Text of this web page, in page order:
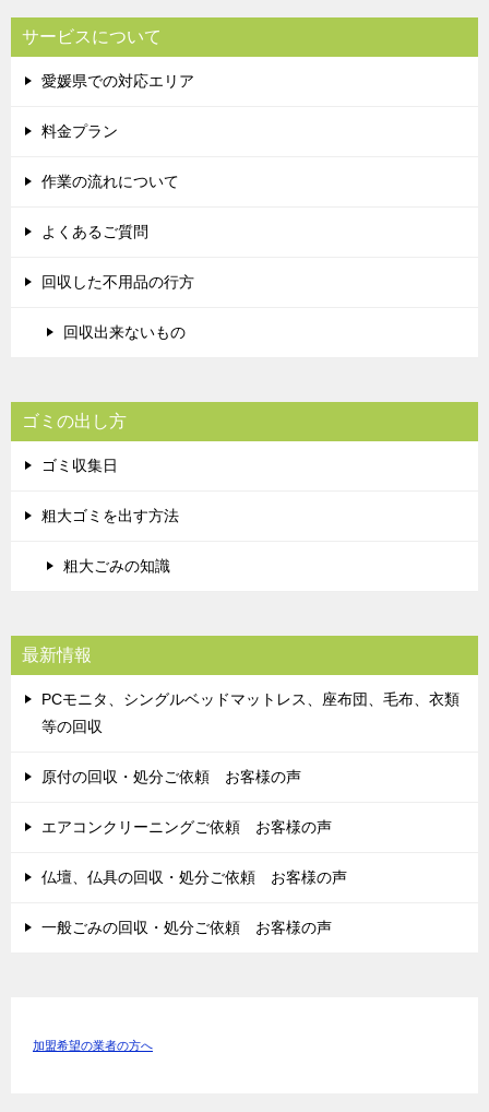
サービスについて
愛媛県での対応エリア
料金プラン
作業の流れについて
よくあるご質問
回収した不用品の行方
回収出来ないもの
ゴミの出し方
ゴミ収集日
粗大ゴミを出す方法
粗大ごみの知識
最新情報
PCモニタ、シングルベッドマットレス、座布団、毛布、衣類
等の回収
原付の回収・処分ご依頼 お客様の声
エアコンクリーニングご依頼 お客様の声
仏壇、仏具の回収・処分ご依頼 お客様の声
一般ごみの回収・処分ご依頼 お客様の声
加盟希望の業者の方へ